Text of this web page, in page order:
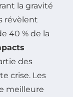
la gravité
révèlent
40 % de la
des
crise. Les
meilleure